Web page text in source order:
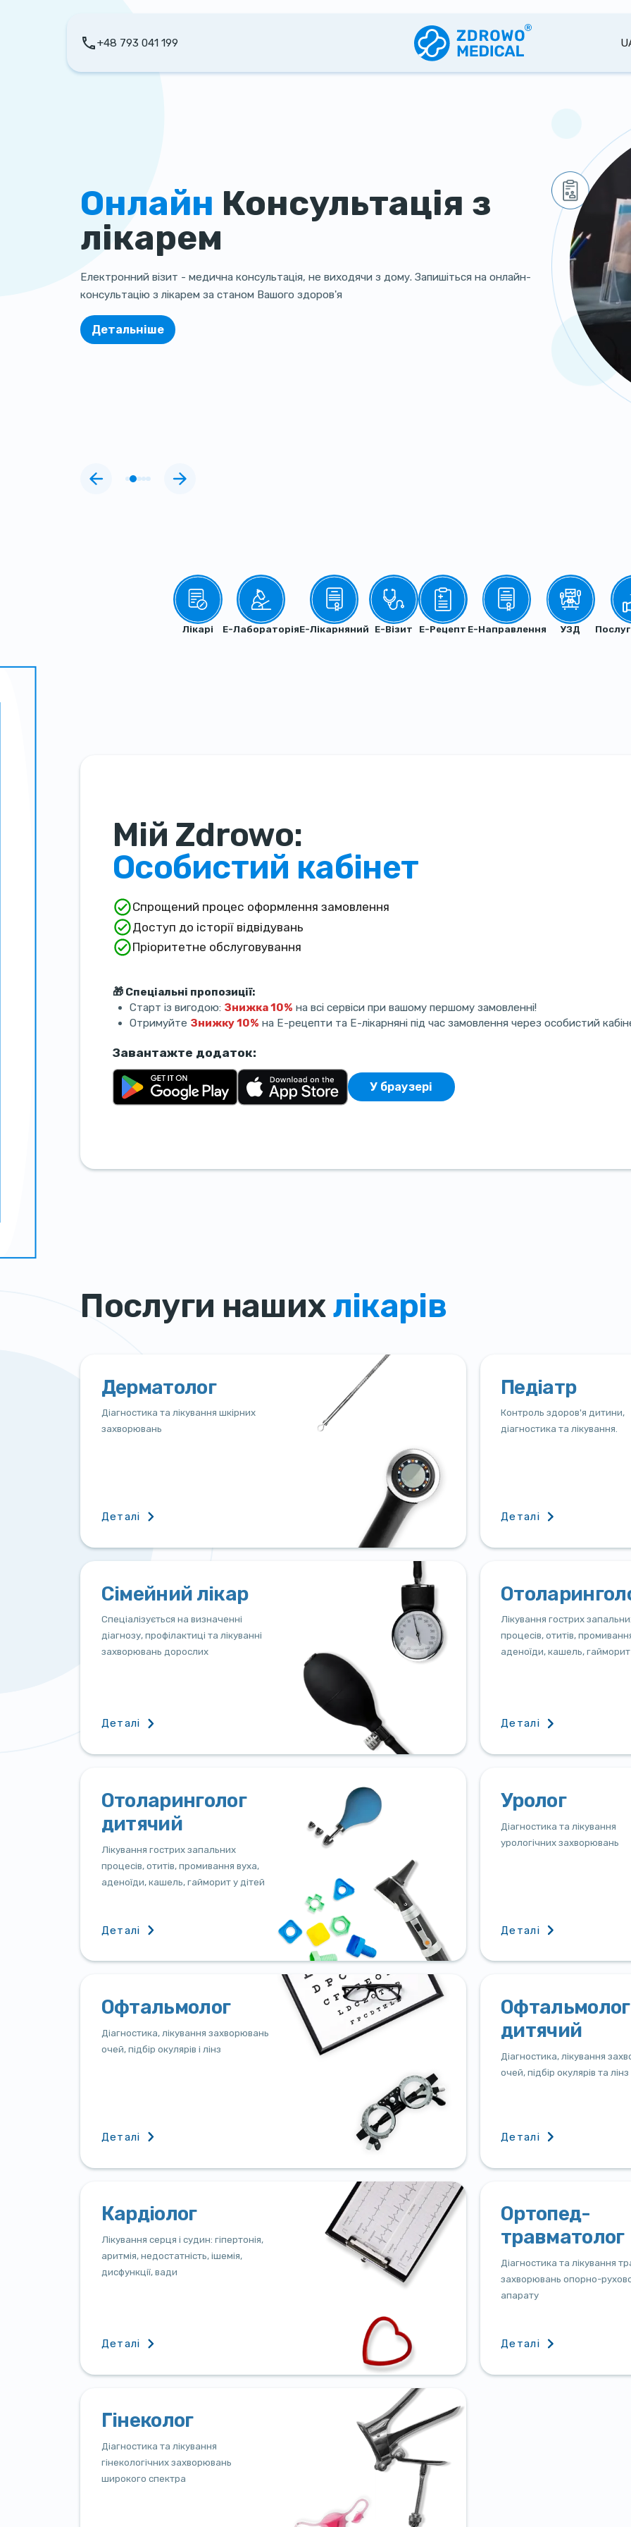
+48 793 041 199
Онлайн Консультація з
лікарем
Електронний візит - медична консультація, не виходячи з дому. Запишіться на онлайн-
консультацію з лікарем за станом Вашого здоров'я
Детальніше
Лікарі Е-ЛабораторіяЕ-Лікарняний Е-Візит Е-Рецепт Е-Направлення УЗД
Мій Zdrowo:
Особистий кабінет
Спрощений процес оформлення замовлення
Доступ до історії відвідувань
Пріоритетне обслуговування
🎁 Спеціальні пропозиції:
Старт із вигодою: Знижка 10% на всі сервіси при вашому першому замовленні!
Отримуйте Знижку 10% на E-рецепти та E-лікарняні під час замовлення через особистий
Завантажте додаток:
У браузері
Послуги нашихлікарів
Дерматолог
Діагностика та лікування шкірних
захворювань
Деталі
Педіатр
Контроль здоров'я дитини,
діагностика та лікування.
Деталі
Сімейний лікар
Спеціалізується на визначенні
діагнозу, профілактиці та лікуванні
захворювань дорослих
Деталі
Лікування гострих
процесів, отитів,
аденоїди, кашель, гайморит
Деталі
Отоларинголог
дитячий
Лікування гострих запальних
процесів, отитів, промивання вуха,
аденоїди, кашель, гайморит у дiтей
Деталі
Уролог
Діагностика та лікування
урологічних захворювань
Деталі
Офтальмолог
Діагностика, лікування захворювань
очей, підбір окулярів і лінз
Деталі
Офтальмолог
дитячий
Діагностика, лікування
очей, підбір окулярів та
Деталі
Кардіолог
Лікування серця і судин: гіпертонія,
аритмія, недостатність, ішемія,
дисфункції, вади
Деталі
Ортопед-
травматолог
Діагностика та лікування
захворювань опорно-
апарату
Деталі
Гінеколог
Діагностика та лікування
гінекологічних захворювань
широкого спектра